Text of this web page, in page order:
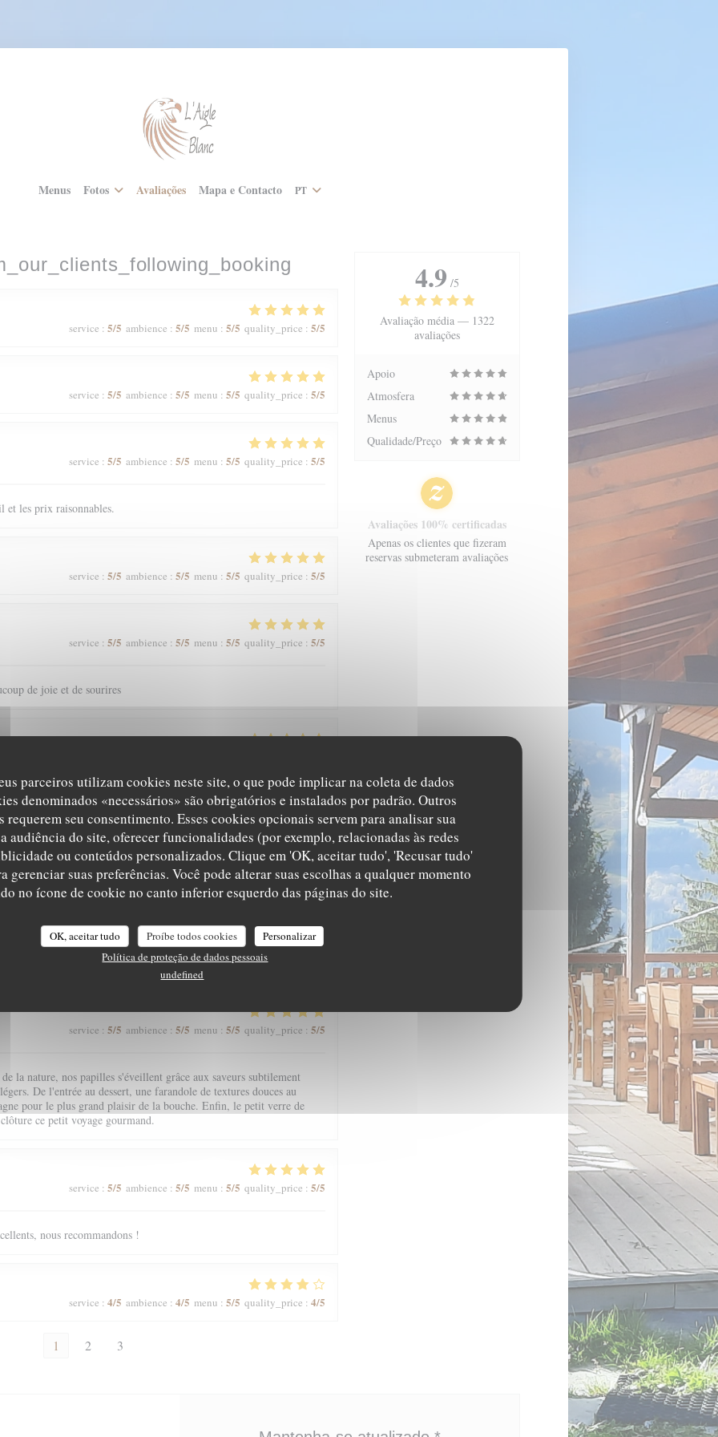
parceiros utilizam cookies neste site, o que pode implicar na coleta de dados
denominados «necessários» são obrigatórios e instalados por padrão. Outros
seu consentimento. Esses cookies opcionais servem para analisar sua
audiência do site, oferecer funcionalidades (por exemplo, relacionadas às redes
ou conteúdos personalizados. Clique em 'OK, aceitar tudo', 'Recusar tudo'
gerenciar suas preferências. Você pode alterar suas escolhas a qualquer momento
no ícone de cookie no canto inferior esquerdo das páginas do site.
OK, aceitar tudo Proíbe todos cookies
Personalizar
Política de proteção de dados pessoais
undefined
Menus Fotos Avaliações Mapa e Contacto PT
service : 5/5 ambience : 5/5 menu : 5/5 quality_price : 5/5
service : 5/5 ambience : 5/5 menu : 5/5 quality_price : 5/5
service : 5/5 ambience : 5/5 menu : 5/5 quality_price : 5/5
et les prix raisonnables.
service : 5/5 ambience : 5/5 menu : 5/5 quality_price : 5/5
service : 5/5 ambience : 5/5 menu : 5/5 quality_price : 5/5
de joie et de sourires
carte qui nous régale toujours. Une mention spéciale aux pâtisseries qui
service: 5 /5 : /5 menu quality_price 4/5
nature avec une magnifique vue, l’Aigle Blanche vous offre une
et pièce de vieux fondante par exemple). Service agréable. Et petite
à la fin, à goûter impérativement !
service : 5/5 ambience : 5/5 menu : 5/5 quality_price : 5/5
la nature, nos papilles s'éveillent grâce aux saveurs subtilement
De l'entrée au dessert, une farandole de textures douces au
pour le plus grand plaisir de la bouche. Enfin, le petit verre de
ce petit voyage gourmand.
service : 5/5 ambience : 5/5 menu : 5/5 quality_price : 5/5
nous recommandons !
service : 4/5 ambience : 4/5 menu : 5/5 quality_price : 4/5
1 2 3
4.9 /5
Avaliação média — 1322
avaliações
Apoio
Atmosfera
Menus
Qualidade/Preço
Avaliações 100% certificadas
Apenas os clientes que fizeram
reservas submeteram avaliações